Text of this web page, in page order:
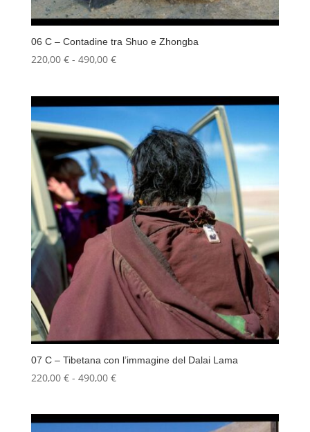
06 C – Contadine tra Shuo e Zhongba
220,00 € - 490,00 €Fascia
da
a
490,00 €
07 C – Tibetana con l’immagine del Dalai Lama
220,00 € - 490,00 €Fascia
da